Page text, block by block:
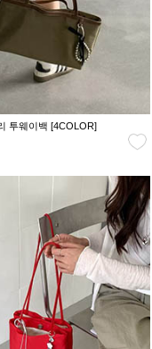
투웨이백 [4COLOR]